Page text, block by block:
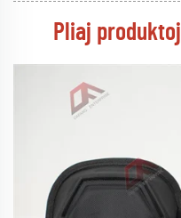
Pliaj produktoj